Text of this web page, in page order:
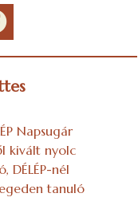
Napsugár
kivált nyolc
DÉLÉP-nél
tanuló